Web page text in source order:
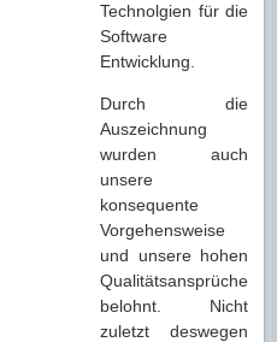
Technolgien für die
Software
Entwicklung.
Durch die
Auszeichnung
wurden auch
unsere
konsequente
Vorgehensweise
und unsere hohen
Qualitätsansprüche
belohnt. Nicht
zuletzt deswegen